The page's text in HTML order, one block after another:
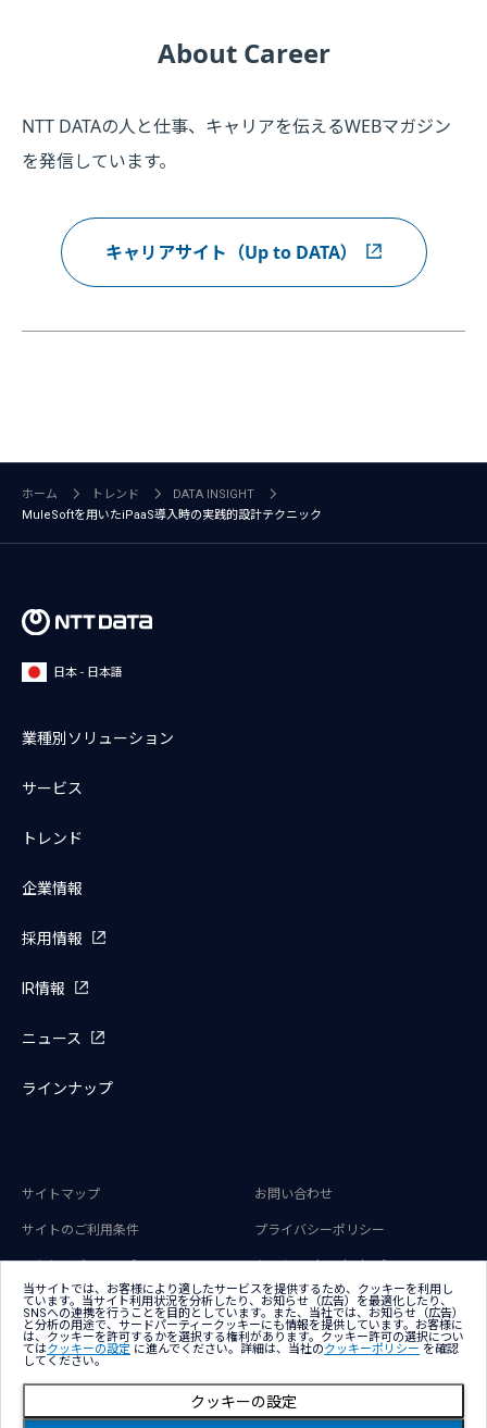
About Career
NTT DATAの人と仕事、キャリアを伝えるWEBマガジン
を発信しています。
キャリアサイト（Up to DATA）
ホーム トレンド
DATA INSIGHT
MuleSoftを用いたiPaaS導入時の実践的設計テクニック
日本 - 日本語
業種別ソリューション
サービス
トレンド
企業情報
採用情報
IR情報
ニュース
ラインナップ
サイトマップ お問い合わせ
サイトのご利用条件 プライバシーポリシー
アクセシビリティポリシー クッキー（Cookie）ポリシー
クッキー（Cookie）プリファレンス
Copyright © NTT DATA Japan Corporation
当サイトでは、お客様により適したサービスを提供するため、クッキーを利用し
ています。当サイト利用状況を分析したり、お知らせ（広告）を最適化したり、
SNSへの連携を行うことを目的としています。また、当社では、お知らせ（広告）
と分析の用途で、サードパーティークッキーにも情報を提供しています。お客様に
は、クッキーを許可するかを選択する権利があります。クッキー許可の選択につい
てはクッキーの設定 に進んでください。詳細は、当社のクッキーポリシー を確認
してください。
クッキーの設定